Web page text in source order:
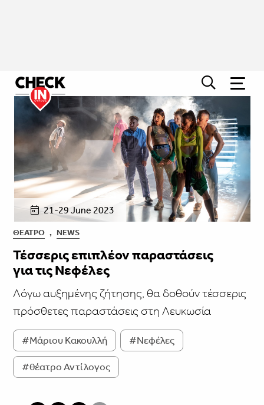
21-29 June 2023
ΘΈΑΤΡΟ , NEWS
Τέσσερις επιπλέον παραστάσεις
για τις Νεφέλες
Λόγω αυξημένης ζήτησης, θα δοθούν τέσσερις
πρόσθετες παραστάσεις στη Λευκωσία
#Μάριου Κακουλλή #Νεφέλες
#θέατρο Αντίλογος